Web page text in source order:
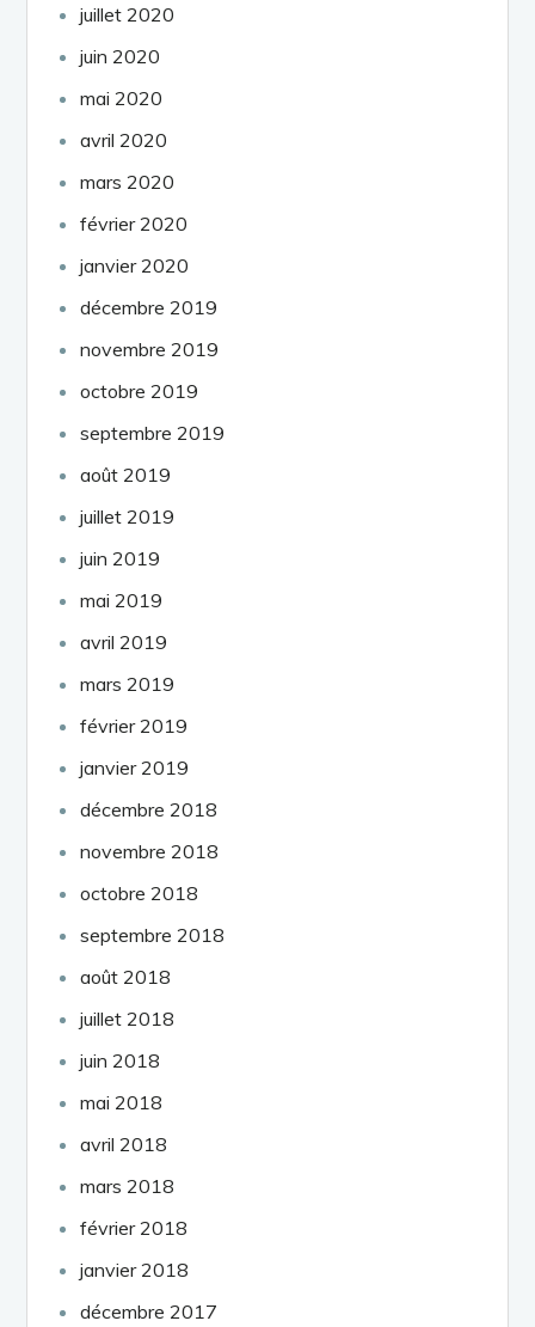
juillet 2020
juin 2020
mai 2020
avril 2020
mars 2020
février 2020
janvier 2020
décembre 2019
novembre 2019
octobre 2019
septembre 2019
août 2019
juillet 2019
juin 2019
mai 2019
avril 2019
mars 2019
février 2019
janvier 2019
décembre 2018
novembre 2018
octobre 2018
septembre 2018
août 2018
juillet 2018
juin 2018
mai 2018
avril 2018
mars 2018
février 2018
janvier 2018
décembre 2017